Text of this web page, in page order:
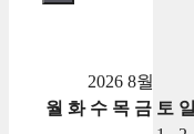
2026 8월
월 화 수 목 금 토 일